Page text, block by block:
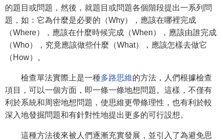
的題目或問題，然後，就題目或問題各個階段提出一系列問
題，如：它為什麼是必要的（Why），應該在哪裡完成
（Where），應該在什麼時候完成（When），應該由誰完成
（Who），究竟應該做些什麼（What），應該怎樣去做它
（How）。
檢查單法實際上是一種多路思維的方法，人們根據檢查
項目，可以一個方面，即一條一條地想問題。這樣，不僅有
利於系統和周密地想問題，使思維更帶條理性，也有利於較
深入地發掘問題和有針對性地提出更多的可行設想。
這種方法後來被人們逐漸充實發展，並引入了為避免思